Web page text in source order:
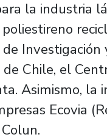
la industria
Chile, el
Asimismo, la
Ecovia